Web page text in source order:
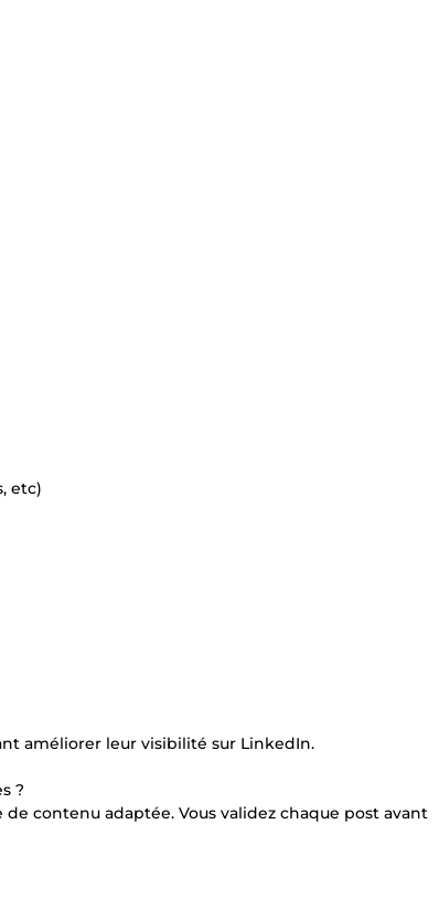
etc)
améliorer leur visibilité sur LinkedIn.
?
contenu adaptée. Vous validez chaque post avant